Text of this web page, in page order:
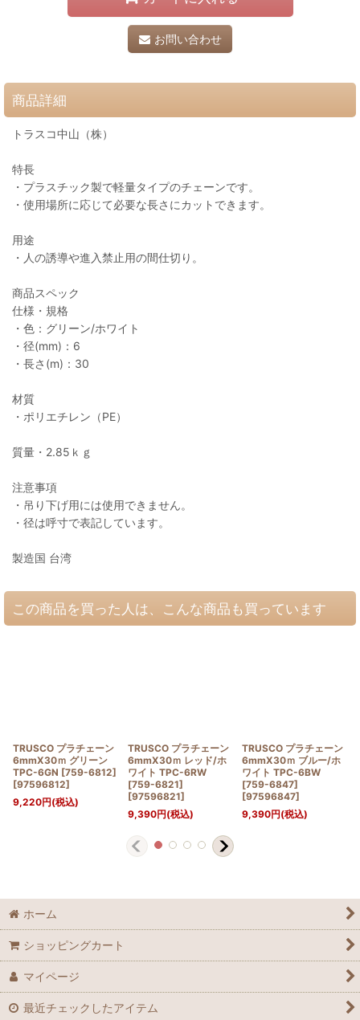
お問い合わせ
商品詳細
トラスコ中山（株）
特長
・プラスチック製で軽量タイプのチェーンです。
・使用場所に応じて必要な長さにカットできます。
用途
・人の誘導や進入禁止用の間仕切り。
商品スペック
仕様・規格
・色：グリーン/ホワイト
・径(mm)：6
・長さ(m)：30
材質
・ポリエチレン（PE）
質量・2.85ｋｇ
注意事項
・吊り下げ用には使用できません。
・径は呼寸で表記しています。
製造国 台湾
この商品を買った人は、こんな商品も買っています
TRUSCO プラチェーン
6mmX30ｍ グリーン
TPC-6GN [759-6812]
[97596812]
9,220円(税込)
TRUSCO プラチェーン
6mmX30ｍ レッド/ホ
ワイト TPC-6RW
[759-6821]
[97596821]
9,390円(税込)
TRUSCO プラチェーン
6mmX30ｍ ブルー/ホ
ワイト TPC-6BW
[759-6847]
[97596847]
9,390円(税込)
ホーム
ショッピングカート
マイページ
最近チェックしたアイテム